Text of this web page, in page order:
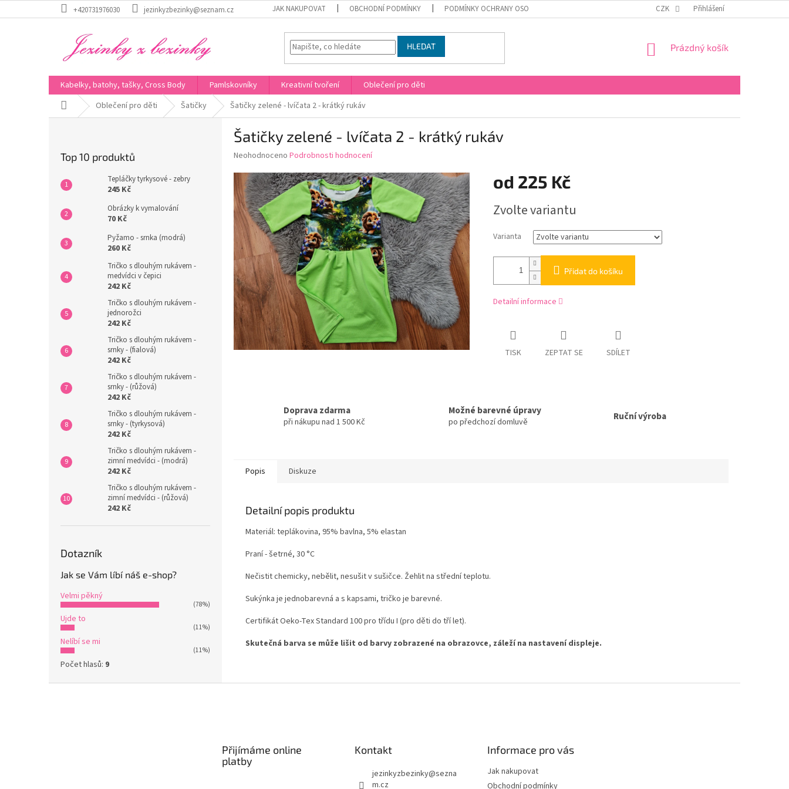
na
+420731976030 jezinkyzbezinky@seznam.cz JAK NAKUPOVAT OBCHODNÍ PODMÍNKY PODMÍNKY OCHRANY OSOBNÍCH ÚDAJŮ REKLAMAČNÍ ŘÁD
CZK Přihlášení
HLEDAT
NÁKUPNÍ
Prázdný košík
Kabelky, batohy, tašky, Cross Body Pamlskovníky Kreativní tvoření
Oblečení pro děti
Domů Oblečení pro děti Šatičky Šatičky zelené - lvíčata 2 - krátký rukáv
Top 10 produktů
Tepláčky tyrkysové - zebry
245 Kč
Obrázky k vymalování
70 Kč
Pyžamo - srnka (modrá)
260 Kč
Tričko s dlouhým rukávem -
medvídci v čepici
242 Kč
Tričko s dlouhým rukávem -
jednorožci
242 Kč
Tričko s dlouhým rukávem -
srnky - (fialová)
242 Kč
Tričko s dlouhým rukávem -
srnky - (růžová)
242 Kč
Tričko s dlouhým rukávem -
srnky - (tyrkysová)
242 Kč
Tričko s dlouhým rukávem -
zimní medvídci - (modrá)
242 Kč
Tričko s dlouhým rukávem -
zimní medvídci - (růžová)
242 Kč
Dotazník
Jak se Vám líbí náš e-shop?
Velmi pěkný
(78%)
Ujde to
(11%)
Nelíbí se mi
(11%)
Počet hlasů: 9
Šatičky zelené - lvíčata 2 - krátký rukáv
Průměrné
produktu
je
0,0
z
5
hvězdiček.
Neohodnoceno Podrobnosti hodnocení
od 225 Kč
cena:
Zvolte variantu
Varianta
Přidat do košíku
Detailní informace
TISK ZEPTAT SE SDÍLET
Doprava zdarma
při nákupu nad 1 500 Kč
Možné barevné úpravy
po předchozí domluvě Ruční výroba
Popis Diskuze
Detailní popis produktu
Materiál: teplákovina, 95% bavlna, 5% elastan
Praní - šetrné, 30 °C
Nečistit chemicky, nebělit, nesušit v sušičce. Žehlit na střední teplotu.
Sukýnka je jednobarevná a s kapsami, tričko je barevné.
Certifikát Oeko-Tex Standard 100 pro třídu I (pro děti do tří let).
Skutečná barva se může lišit od barvy zobrazené na obrazovce, záleží na nastavení displeje.
Přijímáme online
platby
Kontakt
jezinkyzbezinky@sezna
m.cz
Informace pro vás
Jak nakupovat
Obchodní podmínky